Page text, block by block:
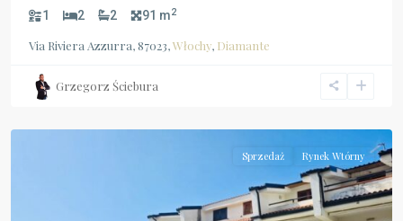
1 2 2 91 m2
Via Riviera Azzurra, 87023,Włochy, Diamante
Grzegorz Ściebura
Calabria,
Sprzedaż Rynek Wtórny